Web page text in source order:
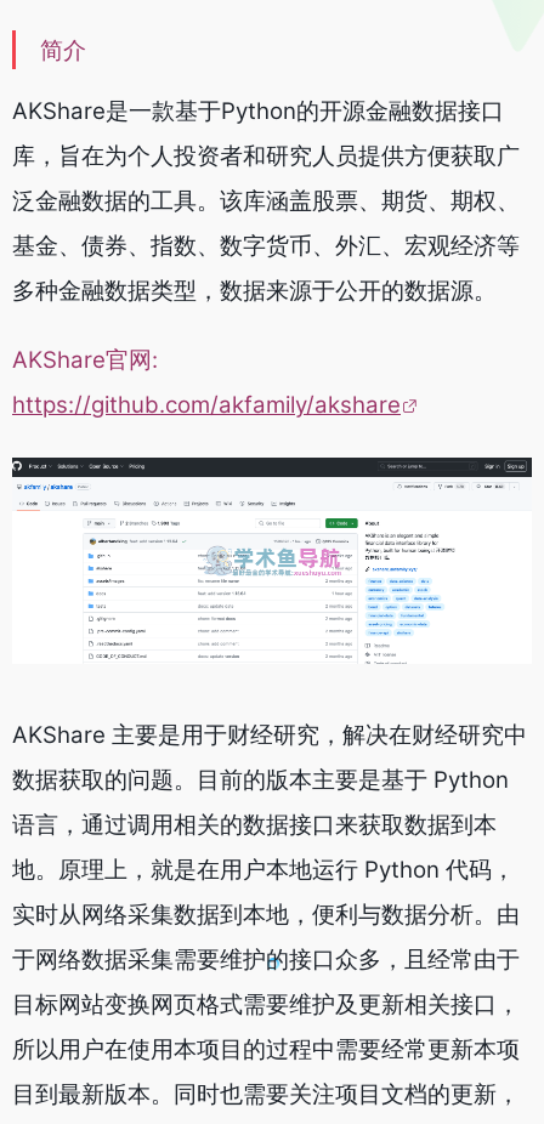
简介
AKShare是一款基于Python的开源金融数据接口
库，旨在为个人投资者和研究人员提供方便获取广
泛金融数据的工具。该库涵盖股票、期货、期权、
基金、债券、指数、数字货币、外汇、宏观经济等
多种金融数据类型，数据来源于公开的数据源。
AKShare官网:
https://github.com/akfamily/akshare
AKShare 主要是用于财经研究，解决在财经研究中
数据获取的问题。目前的版本主要是基于 Python
语言，通过调用相关的数据接口来获取数据到本
地。原理上，就是在用户本地运行 Python 代码，
实时从网络采集数据到本地，便利与数据分析。由
于网络数据采集需要维护的接口众多，且经常由于
目标网站变换网页格式需要维护及更新相关接口，
所以用户在使用本项目的过程中需要经常更新本项
目到最新版本。同时也需要关注项目文档的更新，